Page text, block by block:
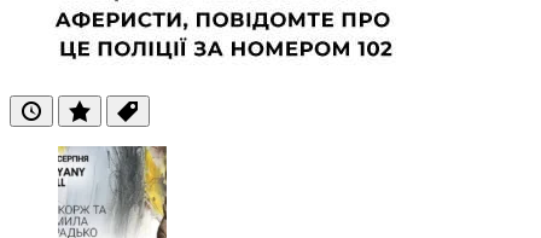
ОстанніПопулярні
Теги